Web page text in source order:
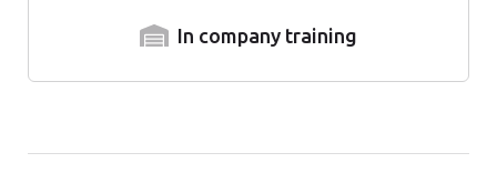
In company training